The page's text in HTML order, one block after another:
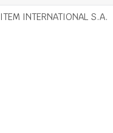
ITEM INTERNATIONAL S.A.